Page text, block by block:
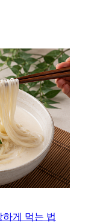
하게 먹는 법